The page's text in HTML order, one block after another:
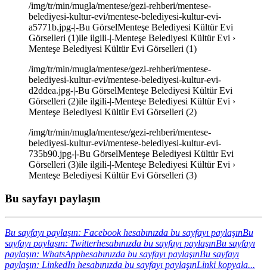
/img/tr/min/mugla/mentese/gezi-rehberi/mentese-
belediyesi-kultur-evi/mentese-belediyesi-kultur-evi-
a5771b.jpg-|-Bu GörselMenteşe Belediyesi Kültür Evi
Görselleri (1)ile ilgili-|-Menteşe Belediyesi Kültür Evi ›
Menteşe Belediyesi Kültür Evi Görselleri (1)
/img/tr/min/mugla/mentese/gezi-rehberi/mentese-
belediyesi-kultur-evi/mentese-belediyesi-kultur-evi-
d2ddea.jpg-|-Bu GörselMenteşe Belediyesi Kültür Evi
Görselleri (2)ile ilgili-|-Menteşe Belediyesi Kültür Evi ›
Menteşe Belediyesi Kültür Evi Görselleri (2)
/img/tr/min/mugla/mentese/gezi-rehberi/mentese-
belediyesi-kultur-evi/mentese-belediyesi-kultur-evi-
735b90.jpg-|-Bu GörselMenteşe Belediyesi Kültür Evi
Görselleri (3)ile ilgili-|-Menteşe Belediyesi Kültür Evi ›
Menteşe Belediyesi Kültür Evi Görselleri (3)
Bu sayfayı paylaşın
Bu sayfayı paylaşın: Facebook hesabınızda bu sayfayı paylaşınBu
sayfayı paylaşın: Twitterhesabınızda bu sayfayı paylaşınBu sayfayı
paylaşın: WhatsApphesabınızda bu sayfayı paylaşınBu sayfayı
paylaşın: LinkedIn hesabınızda bu sayfayı paylaşınLinki kopyala...